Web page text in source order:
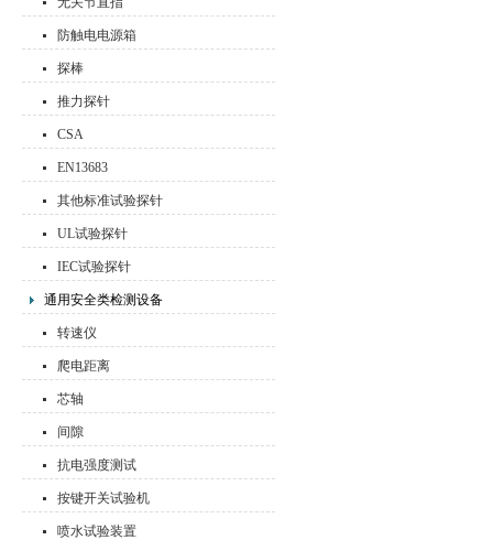
防触电电源箱
探棒
推力探针
CSA
EN13683
其他标准试验探针
UL试验探针
IEC试验探针
通用安全类检测设备
转速仪
爬电距离
芯轴
间隙
抗电强度测试
按键开关试验机
喷水试验装置